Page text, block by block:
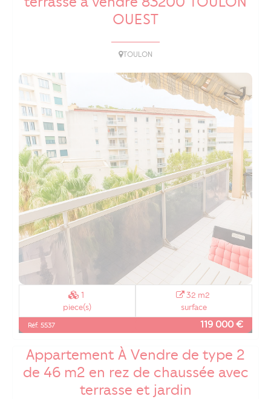
OUEST
TOULON
1
piece(s)
32 m2
surface
Réf. 5537 119 000 €
Appartement À Vendre de type 2
de 46 m2 en rez de chaussée avec
terrasse et jardin